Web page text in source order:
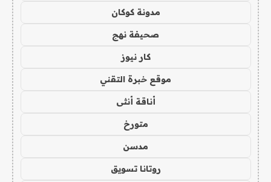
مدونة كوكان
صحيفة نهج
كار نيوز
موقع خبرة التقني
أناقة أنثى
متورخ
مدسن
روتانا تسويق